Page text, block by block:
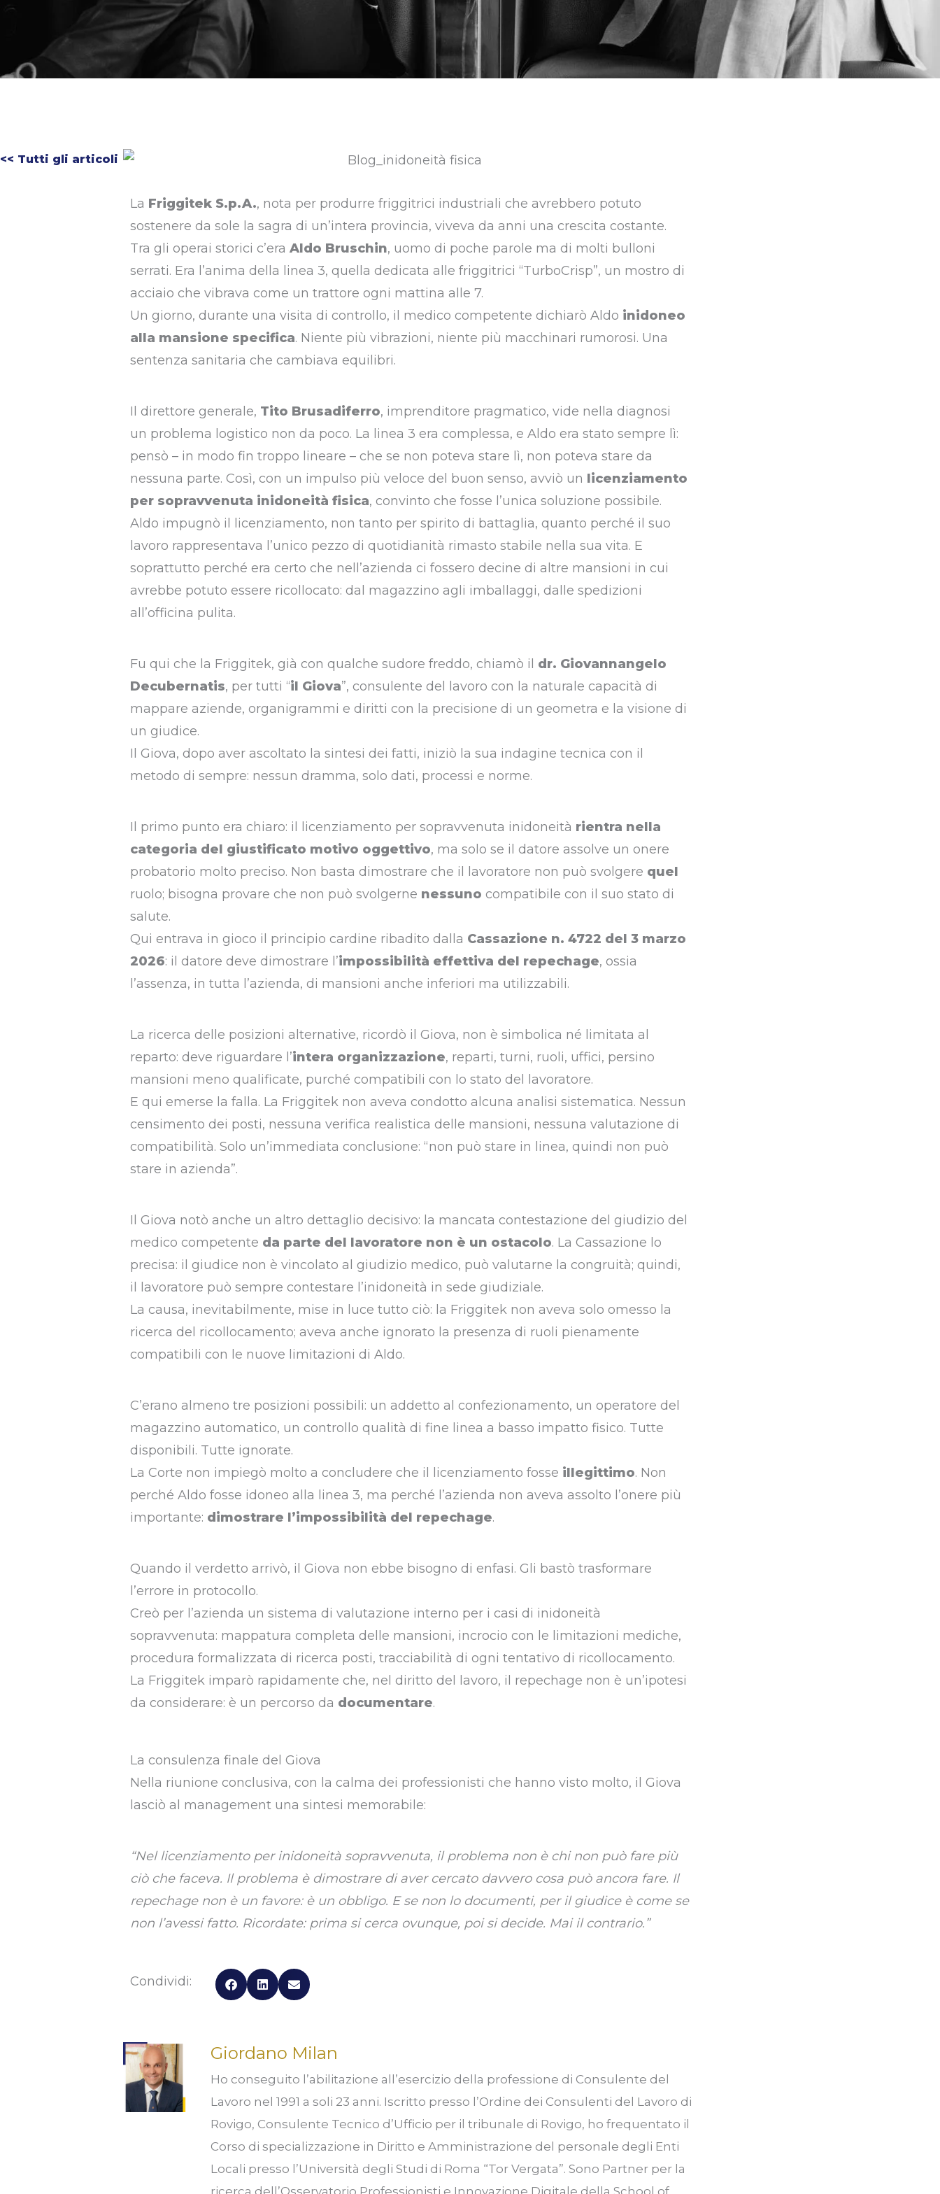
<< Tutti gli articoli
La Friggitek S.p.A., nota per produrre friggitrici industriali che avrebbero potuto
sostenere da sole la sagra di un’intera provincia, viveva da anni una crescita costante.
Tra gli operai storici c’era Aldo Bruschin, uomo di poche parole ma di molti bulloni
serrati. Era l’anima della linea 3, quella dedicata alle friggitrici “TurboCrisp”, un mostro di
acciaio che vibrava come un trattore ogni mattina alle 7.
Un giorno, durante una visita di controllo, il medico competente dichiarò Aldo inidoneo
alla mansione specifica. Niente più vibrazioni, niente più macchinari rumorosi. Una
sentenza sanitaria che cambiava equilibri.
Il direttore generale, Tito Brusadiferro, imprenditore pragmatico, vide nella diagnosi
un problema logistico non da poco. La linea 3 era complessa, e Aldo era stato sempre lì:
pensò – in modo fin troppo lineare – che se non poteva stare lì, non poteva stare da
nessuna parte. Così, con un impulso più veloce del buon senso, avviò un licenziamento
per sopravvenuta inidoneità fisica, convinto che fosse l’unica soluzione possibile.
Aldo impugnò il licenziamento, non tanto per spirito di battaglia, quanto perché il suo
lavoro rappresentava l’unico pezzo di quotidianità rimasto stabile nella sua vita. E
soprattutto perché era certo che nell’azienda ci fossero decine di altre mansioni in cui
avrebbe potuto essere ricollocato: dal magazzino agli imballaggi, dalle spedizioni
all’officina pulita.
Fu qui che la Friggitek, già con qualche sudore freddo, chiamò il dr. Giovannangelo
Decubernatis, per tutti “il Giova”, consulente del lavoro con la naturale capacità di
mappare aziende, organigrammi e diritti con la precisione di un geometra e la visione di
un giudice.
Il Giova, dopo aver ascoltato la sintesi dei fatti, iniziò la sua indagine tecnica con il
metodo di sempre: nessun dramma, solo dati, processi e norme.
Il primo punto era chiaro: il licenziamento per sopravvenuta inidoneità rientra nella
categoria del giustificato motivo oggettivo, ma solo se il datore assolve un onere
probatorio molto preciso. Non basta dimostrare che il lavoratore non può svolgere quel
ruolo; bisogna provare che non può svolgerne nessuno compatibile con il suo stato di
salute.
Qui entrava in gioco il principio cardine ribadito dalla Cassazione n. 4722 del 3 marzo
2026: il datore deve dimostrare l’impossibilità effettiva del repechage, ossia
l’assenza, in tutta l’azienda, di mansioni anche inferiori ma utilizzabili.
La ricerca delle posizioni alternative, ricordò il Giova, non è simbolica né limitata al
reparto: deve riguardare l’intera organizzazione, reparti, turni, ruoli, uffici, persino
mansioni meno qualificate, purché compatibili con lo stato del lavoratore.
E qui emerse la falla. La Friggitek non aveva condotto alcuna analisi sistematica. Nessun
censimento dei posti, nessuna verifica realistica delle mansioni, nessuna valutazione di
compatibilità. Solo un’immediata conclusione: “non può stare in linea, quindi non può
stare in azienda”.
Il Giova notò anche un altro dettaglio decisivo: la mancata contestazione del giudizio del
medico competente da parte del lavoratore non è un ostacolo. La Cassazione lo
precisa: il giudice non è vincolato al giudizio medico, può valutarne la congruità; quindi,
il lavoratore può sempre contestare l’inidoneità in sede giudiziale.
La causa, inevitabilmente, mise in luce tutto ciò: la Friggitek non aveva solo omesso la
ricerca del ricollocamento; aveva anche ignorato la presenza di ruoli pienamente
compatibili con le nuove limitazioni di Aldo.
C’erano almeno tre posizioni possibili: un addetto al confezionamento, un operatore del
magazzino automatico, un controllo qualità di fine linea a basso impatto fisico. Tutte
disponibili. Tutte ignorate.
La Corte non impiegò molto a concludere che il licenziamento fosse illegittimo. Non
perché Aldo fosse idoneo alla linea 3, ma perché l’azienda non aveva assolto l’onere più
importante: dimostrare l’impossibilità del repechage.
Quando il verdetto arrivò, il Giova non ebbe bisogno di enfasi. Gli bastò trasformare
l’errore in protocollo.
Creò per l’azienda un sistema di valutazione interno per i casi di inidoneità
sopravvenuta: mappatura completa delle mansioni, incrocio con le limitazioni mediche,
procedura formalizzata di ricerca posti, tracciabilità di ogni tentativo di ricollocamento.
La Friggitek imparò rapidamente che, nel diritto del lavoro, il repechage non è un’ipotesi
da considerare: è un percorso da documentare.
La consulenza finale del Giova
Nella riunione conclusiva, con la calma dei professionisti che hanno visto molto, il Giova
lasciò al management una sintesi memorabile:
“Nel licenziamento per inidoneità sopravvenuta, il problema non è chi non può fare più
ciò che faceva. Il problema è dimostrare di aver cercato davvero cosa può ancora fare. Il
repechage non è un favore: è un obbligo. E se non lo documenti, per il giudice è come se
non l’avessi fatto. Ricordate: prima si cerca ovunque, poi si decide. Mai il contrario.”
Condividi:
Giordano Milan
Ho conseguito l’abilitazione all’esercizio della professione di Consulente del
Lavoro nel 1991 a soli 23 anni. Iscritto presso l’Ordine dei Consulenti del Lavoro di
Rovigo, Consulente Tecnico d’Ufficio per il tribunale di Rovigo, ho frequentato il
Corso di specializzazione in Diritto e Amministrazione del personale degli Enti
Locali presso l’Università degli Studi di Roma “Tor Vergata”. Sono Partner per la